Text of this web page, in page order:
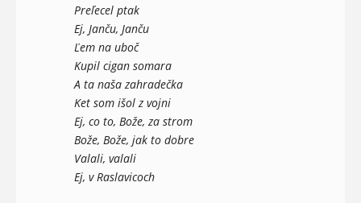
Preľecel ptak
Ej, Janču, Janču
Ľem na uboč
Kupil cigan somara
A ta naša zahradečka
Ket som išol z vojni
Ej, co to, Bože, za strom
Bože, Bože, jak to dobre
Valali, valali
Ej, v Raslavicoch